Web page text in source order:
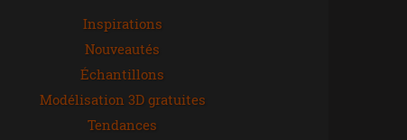
Inspirations
Nouveautés
Échantillons
Modélisation 3D gratuites
Tendances